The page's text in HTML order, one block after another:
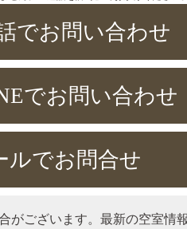
でお問い合わせ
でお問い合わせ
ルでお問合せ
がございます。最新の空室情